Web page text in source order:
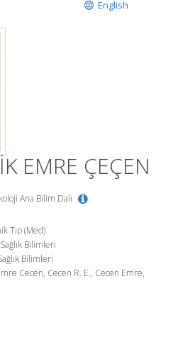
English
EMRE ÇEÇEN
Ana Bilim Dalı
Tıp (Med)
Sağlık Bilimleri
Bilimleri
Cecen, Cecen R. E., Cecen Emre,